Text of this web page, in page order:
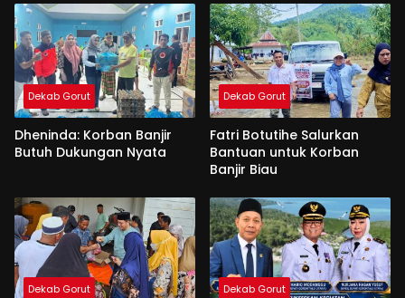
Dekab Gorut
Dheninda: Korban Banjir
Butuh Dukungan Nyata
Dekab Gorut
Fatri Botutihe Salurkan
Bantuan untuk Korban
Banjir Biau
Dekab Gorut Dekab Gorut